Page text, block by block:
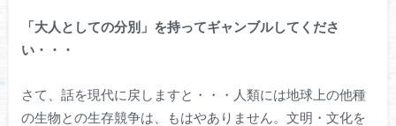
「大人としての分別」を持ってギャンブルしてくださ
い・・・
さて、話を現代に戻しますと・・・人類には地球上の他種
の生物との生存競争は、もはやありません。文明・文化を